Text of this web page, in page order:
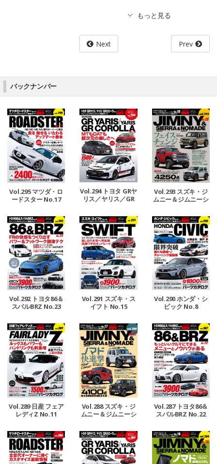
Next Prev
バックナンバー
Vol.295 マツダ・ロ
ードスター No.17
Vol.294 トヨタ GRヤ
リス／ヤリス／GR
Vol.293 スズキ・ジ
ムニー＆ジムニーシ
ド No.18
Vol.292 トヨタ86＆
スバルBRZ No.23
Vol.291 スズキ・ス
イフト No.15
Vol.290 ホンダ・シ
ビック No.8
Vol.289 日産 フェア
レディZ No.11
Vol.288 スズキ・ジ
ムニー＆ジムニーシ
ド No.17
Vol.287 トヨタ86＆
スバルBRZ No.22